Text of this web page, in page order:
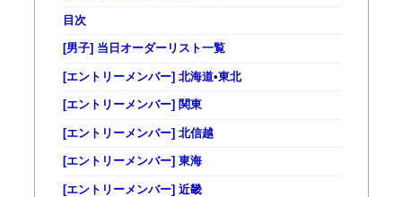
目次
[男子] 当日オーダーリスト一覧
[エントリーメンバー] 北海道•東北
[エントリーメンバー] 関東
[エントリーメンバー] 北信越
[エントリーメンバー] 東海
[エントリーメンバー] 近畿